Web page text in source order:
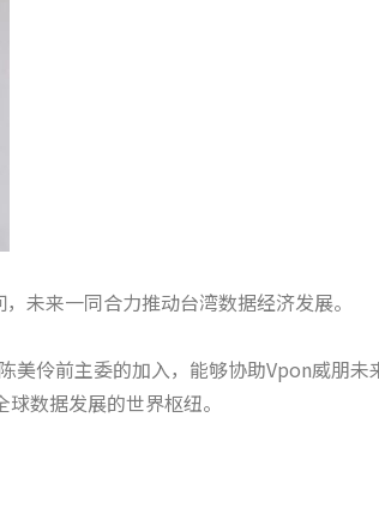
未来一同合力推动台湾数据经济发展。
美伶前主委的加入，能够协助Vpon威朋未
数据发展的世界枢纽。